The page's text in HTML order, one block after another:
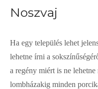
Noszvaj
Ha egy település lehet
lehetne írni a
a regény miért is ne
lombházakig minden